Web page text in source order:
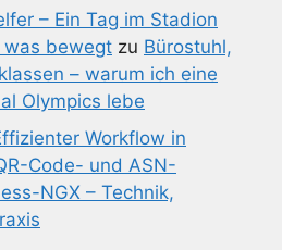
– Ein Tag im Stadion
was bewegt zu Bürostuhl,
– warum ich eine
Olympics lebe
Workflow in
Code- und ASN-
NGX – Technik,